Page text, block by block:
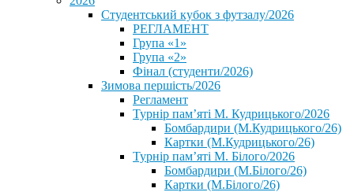
Студентський кубок з футзалу/2026
РЕГЛАМЕНТ
Група «1»
Група «2»
Фінал (студенти/2026)
⁨Зимова першість/2026⁩
Регламент
Турнір пам’яті М. Кудрицького/2026
Бомбардири (М.Кудрицького/26)
Картки (М.Кудрицького/26)
Турнір пам’яті М. Білого/2026
Бомбардири (М.Білого/26)
Картки (М.Білого/26)